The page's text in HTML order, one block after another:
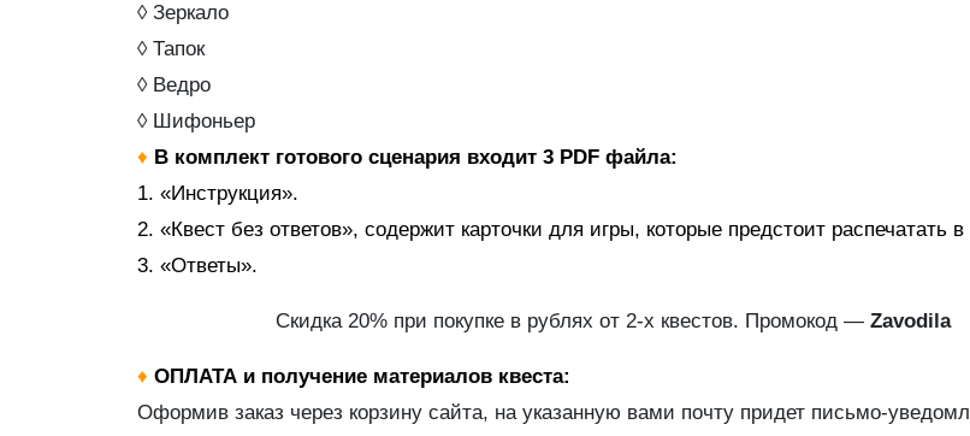
◊ Зеркало
◊ Тапок
◊ Ведро
◊ Шифоньер
♦ В комплект готового сценария входит 3 PDF файла:
1. «Инструкция».
2. «Квест без ответов», содержит карточки для игры, которые предстоит распечатать
3. «Ответы».
Скидка 20% при покупке в рублях от 2-х квестов. Промокод — Zavodila
♦ ОПЛАТА и получение материалов квеста:
Оформив заказ через корзину сайта, на указанную вами почту придет письмо-